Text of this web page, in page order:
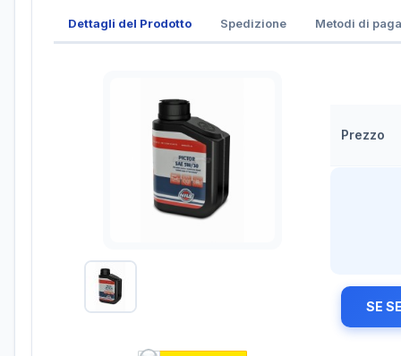
Dettagli del Prodotto Spedizione Metodi di
Prezzo
SE